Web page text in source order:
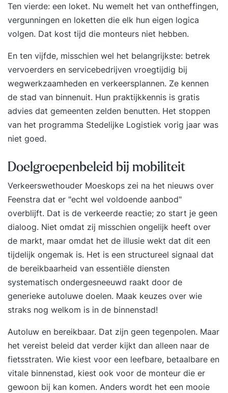
toegang tot de interactieve ICM-leeromgeving en
vindt er een online intake plaats. Hierin breng je
je persoonlijke leerdoelen in kaart, voor jezelf én
voor de docent. Deze leerdoelen staan centraal
tijdens de bijeenkomsten. Onder inspirerende
leiding van een ervaren professional leg je tijdens
de training de relatie tussen de theorie en je
eigen werksituatie. De maximale groepsgrootte
draagt bij aan een veilige sfeer en biedt veel
ruimte om ervaringen uit te wisselen en
verschillende thema’s. Tussen de bijeenkomsten
door verdiep je je verder in de materie door het
lezen van interessante artikelen, het maken van
opdrachten en het bekijken van kennisvideo’s op
de ICM-leeromgeving. Je sluit de training af door
het schrijven van een adviesrapport voor
duurzaam ondernemen in je organisatie. Na
afronding van de training ontvang je het ICM-
certificaat. Deze training is tevens onderdeel van
de opleiding Post-HBO Bedrijfskunde. Na het
succesvol afronden van deze training kun je je
verder ontwikkelen en krijg je vrijstelling voor 1
module binnen deze opleiding.
Ten vierde: een loket. Nu wemelt het van ontheffingen,
vergunningen en loketten die elk hun eigen logica
volgen. Dat kost tijd die monteurs niet hebben.
En ten vijfde, misschien wel het belangrijkste: betrek
vervoerders en servicebedrijven vroegtijdig bij
wegwerkzaamheden en verkeersplannen. Ze kennen
de stad van binnenuit. Hun praktijkkennis is gratis
advies dat gemeenten zelden benutten. Het stoppen
van het programma Stedelijke Logistiek vorig jaar was
niet goed.
Doelgroepenbeleid bij mobiliteit
Verkeerswethouder Moeskops zei na het nieuws over
Feenstra dat er "echt wel voldoende aanbod"
overblijft. Dat is de verkeerde reactie; zo start je geen
dialoog. Niet omdat zij misschien ongelijk heeft over
de markt, maar omdat het de illusie wekt dat dit een
tijdelijk ongemak is. Het is een structureel signaal dat
de bereikbaarheid van essentiële diensten
systematisch ondergesneeuwd raakt door de
generieke autoluwe doelen. Maak keuzes over wie
straks nog welkom is in de binnenstad!
Autoluw en bereikbaar. Dat zijn geen tegenpolen. Maar
het vereist beleid dat verder kijkt dan alleen naar de
fietsstraten. Wie kiest voor een leefbare, betaalbare en
vitale binnenstad, kiest ook voor de monteur die er
gewoon bij kan komen. Anders wordt het een mooie